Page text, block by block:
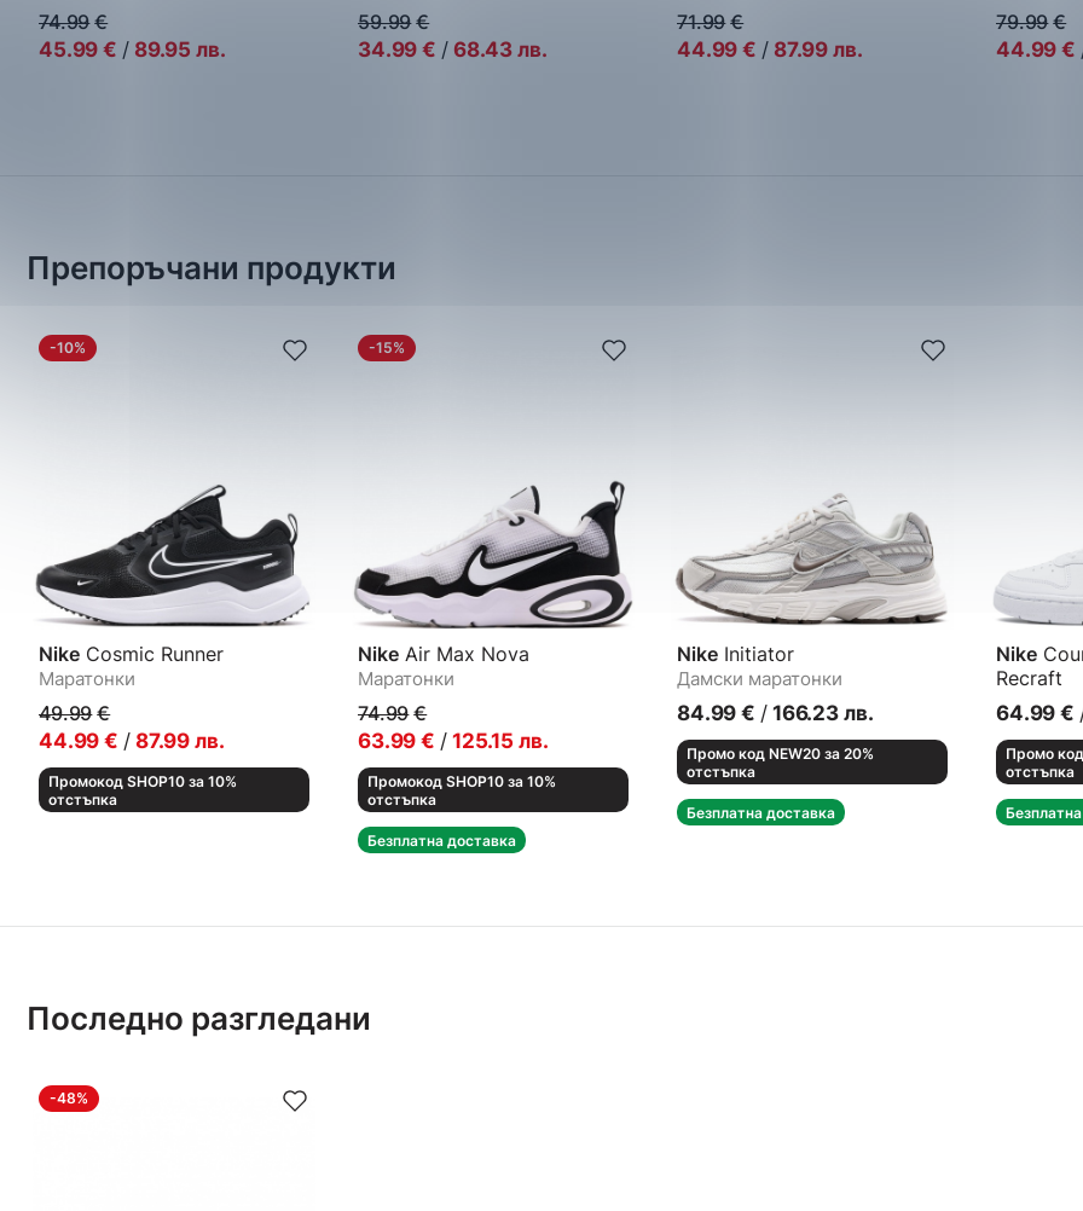
74.99 €
45.99 € / 89.95 лв.
59.99 €
34.99 € / 68.43 лв.
71.99 €
44.99 € / 87.99 лв.
79.99 €
44.99 €
Препоръчани продукти
-10%
Nike Cosmic Runner
Маратонки
49.99 €
44.99 € / 87.99 лв.
Промокод SHOP10 за 10%
отстъпка
-15%
Nike Air Max Nova
Маратонки
74.99 €
63.99 € / 125.15 лв.
Промокод SHOP10 за 10%
отстъпка
Безплатна доставка
Nike Initiator
Дамски маратонки
84.99 € / 166.23 лв.
Промо код NEW20 за 20%
отстъпка
Безплатна доставка
Nike
Recraft
Кецове
64.99 €
Промо
отстъпка
Последно разгледани
-48%